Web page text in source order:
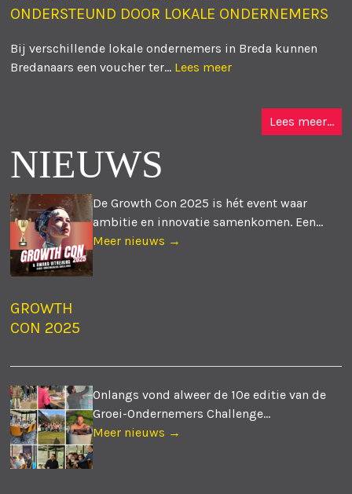
ONDERSTEUND DOOR LOKALE ONDERNEMERS
Bij verschillende lokale ondernemers in Breda kunnen
Bredanaars een voucher ter... Lees meer
Lees meer...
NIEUWS
GROWTH
CON 2025
De Growth Con 2025 is hét event waar
ambitie en innovatie samenkomen. Een...
Meer nieuws →
Onlangs vond alweer de 10e editie van de
Groei-Ondernemers Challenge...
Meer nieuws →